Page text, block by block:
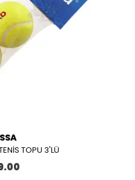
TOPU 3'LÜ